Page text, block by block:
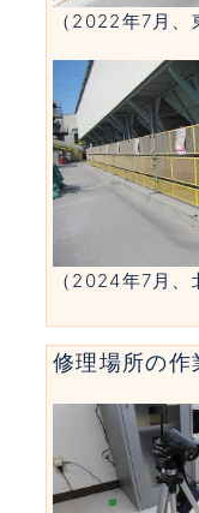
（2022年7月、
（2024年7月、
修理場所の作